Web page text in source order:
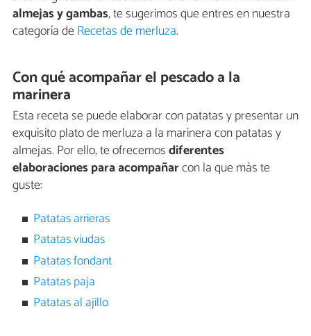
almejas y gambas, te sugerimos que entres en nuestra
categoría deRecetas de merluza.
Con qué acompañar el pescado a la
marinera
Esta receta se puede elaborar con patatas y presentar un
exquisito plato de merluza a la marinera con patatas y
almejas. Por ello, te ofrecemosdiferentes
elaboraciones para acompañarcon la que más te
guste:
Patatas arrieras
Patatas viudas
Patatas fondant
Patatas paja
Patatas al ajillo